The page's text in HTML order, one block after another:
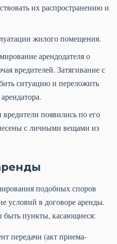
их распространению и
жилого помещения.
арендодателя о
вредителей. Затягивание с
ситуацию и переложить
появились по его
с личными вещами из
подобных споров
условий в договоре аренды.
быть пункты, касающиеся:
передачи (акт приема-